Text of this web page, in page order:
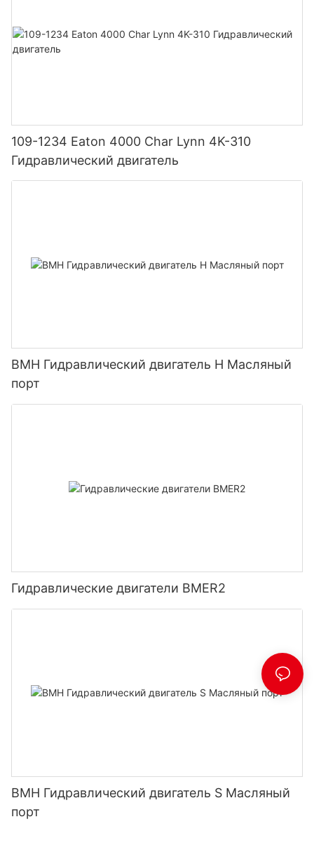
109-1234 Eaton 4000 Char Lynn 4K-310
Гидравлический двигатель
BMH Гидравлический двигатель H Масляный
порт
Гидравлические двигатели BMER2
BMH Гидравлический двигатель S Масляный
порт